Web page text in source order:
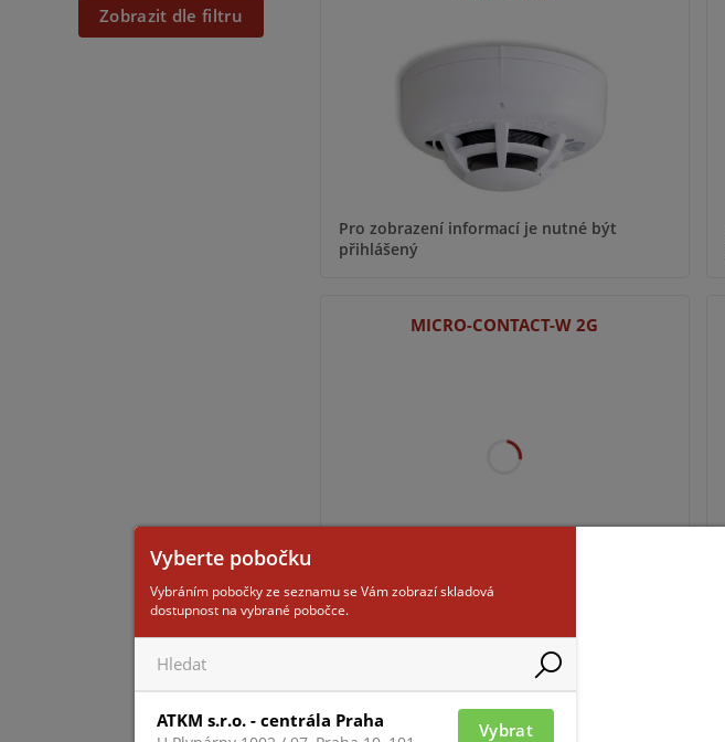
Zobrazit dle filtru
Pro zobrazení informací je nutné být
přihlášený
MICRO-CONTACT-W 2G
přihlášený
MICRO-SHOCK-W 2G
Vyberte pobočku
Vybráním pobočky ze seznamu se Vám zobrazí skladová
dostupnost na vybrané pobočce.
ATKM s.r.o. - centrála Praha Vybrat